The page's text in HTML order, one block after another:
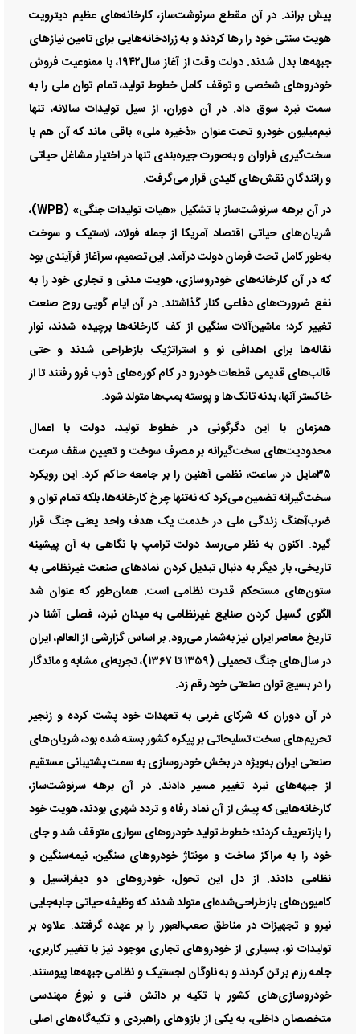
پیش براند. در آن مقطع سرنوشت‌ساز، کارخانه‌های عظیم دیترویت
هویت سنتی خود را رها کردند و به زرادخانه‌هایی برای تامین نیاز‌های
جبهه‌ها بدل شدند. دولت وقت از آغاز سال۱۹۴۲، با ممنوعیت فروش
خودرو‌های شخصی و توقف کامل خطوط تولید، تمام توان ملی را به
سمت نبرد سوق داد. در آن دوران، از سیل تولیدات سالانه، تنها
نیم‌میلیون خودرو تحت عنوان «ذخیره ملی» باقی ماند که آن هم با
سخت‌گیری فراوان و به‌صورت جیره‌بندی تنها در اختیار مشاغل حیاتی
و رانندگانِ نقش‌های کلیدی قرار می‌گرفت.
در آن برهه سرنوشت‌ساز با تشکیل «هیات تولیدات جنگی» (WPB)،
شریان‌های حیاتی اقتصاد آمریکا از جمله فولاد، لاستیک و سوخت
به‌طور کامل تحت فرمان دولت درآمد. این تصمیم، سرآغاز فرآیندی بود
که در آن کارخانه‌های خودروسازی، هویت مدنی و تجاری خود را به
نفع ضرورت‌های دفاعی کنار گذاشتند. در آن ایام گویی روح صنعت
تغییر کرد؛ ماشین‌آلات سنگین از کف کارخانه‌ها برچیده شدند، نوار
نقاله‌ها برای اهدافی نو و استراتژیک بازطراحی شدند و حتی
قالب‌های قدیمی قطعات خودرو در کام کوره‌های ذوب فرو رفتند تا از
خاکستر آنها، بدنه تانک‌ها و پوسته بمب‌ها متولد شود.
همزمان با این دگرگونی در خطوط تولید، دولت با اعمال
محدودیت‌های سخت‌گیرانه بر مصرف سوخت و تعیین سقف سرعت
۳۵مایل در ساعت، نظمی آهنین را بر جامعه حاکم کرد. این رویکرد
سخت‌گیرانه تضمین می‌کرد که نه‌تنها چرخ کارخانه‌ها، بلکه تمام توان و
ضرب‌آهنگ زندگی ملی در خدمت یک هدف واحد یعنی جنگ قرار
گیرد. اکنون به نظر می‌رسد دولت ترامپ با نگاهی به آن پیشینه
تاریخی، بار دیگر به دنبال تبدیل کردن نماد‌های صنعت غیرنظامی به
ستون‌های مستحکم قدرت نظامی است. همان‌طور که عنوان شد
الگوی گسیل کردن صنایع غیرنظامی به میدان نبرد، فصلی آشنا در
تاریخ معاصر ایران نیز به‌شمار می‌رود. بر اساس گزارشی از العالم، ایران
در سال‌های جنگ تحمیلی (۱۳۵۹ تا ۱۳۶۷)، تجربه‌ای مشابه و ماندگار
را در بسیج توان صنعتی خود رقم زد.
در آن دوران که شرکای غربی به تعهدات خود پشت کرده و زنجیر
تحریم‌های سخت تسلیحاتی بر پیکره کشور بسته شده بود، شریان‌های
صنعتی ایران به‌ویژه در بخش خودروسازی به سمت پشتیبانی مستقیم
از جبهه‌های نبرد تغییر مسیر دادند. در آن برهه سرنوشت‌ساز،
کارخانه‌هایی که پیش از آن نماد رفاه و تردد شهری بودند، هویت خود
را بازتعریف کردند؛ خطوط تولید خودرو‌های سواری متوقف شد و جای
خود را به مراکز ساخت و مونتاژ خودرو‌های سنگین، نیمه‌سنگین و
نظامی دادند. از دل این تحول، خودرو‌های دو دیفرانسیل و
کامیون‌های بازطراحی‌شده‌ای متولد شدند که وظیفه حیاتی جابه‌جایی
نیرو و تجهیزات در مناطق صعب‌العبور را بر عهده گرفتند. علاوه بر
تولیدات نو، بسیاری از خودرو‌های تجاری موجود نیز با تغییر کاربری،
جامه رزم بر تن کردند و به ناوگان لجستیک و نظامی جبهه‌ها پیوستند.
خودروسازی‌های کشور با تکیه بر دانش فنی و نبوغ مهندسی
متخصصان داخلی، به یکی از بازو‌های راهبردی و تکیه‌گاه‌های اصلی